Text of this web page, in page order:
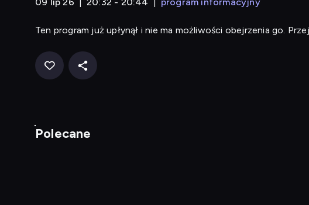
Ten program już upłynął i nie ma możliwości obejrzenia go.
Polecane